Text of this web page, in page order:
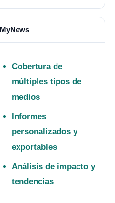
MyNews
Cobertura de
múltiples tipos de
medios
Informes
personalizados y
exportables
Análisis de impacto y
tendencias